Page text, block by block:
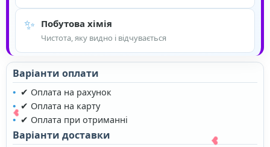
✨ Побутова хімія
Чистота, яку видно і відчувається
Варіанти оплати
✔ Оплата на рахунок
✔ Оплата на карту
✔ Оплата при отриманні
Варіанти доставки